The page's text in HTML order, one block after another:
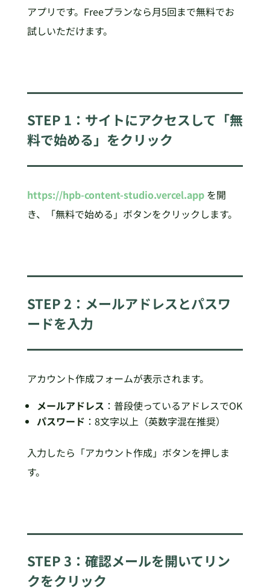
アプリです。Freeプランなら月5回まで無料でお
試しいただけます。
STEP 1：サイトにアクセスして「無
料で始める」をクリック
https://hpb-content-studio.vercel.app を開
き、「無料で始める」ボタンをクリックします。
STEP 2：メールアドレスとパスワ
ードを入力
アカウント作成フォームが表示されます。
メールアドレス ：普段使っているアドレスでOK
パスワード ：8文字以上（英数字混在推奨）
入力したら「アカウント作成」ボタンを押しま
す。
STEP 3：確認メールを開いてリン
クをクリック